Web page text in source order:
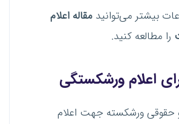
بیشتر می‌توانید مقاله اعلام
را مطالعه کنید.
اعلام ورشکستگی
ورشکسته جهت اعلام